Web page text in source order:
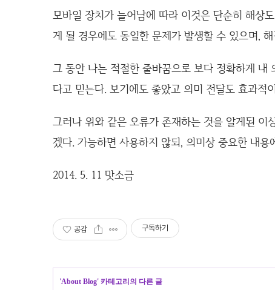
모바일 장치가 늘어남에 따라 이것은 단순히 해상
게 될 경우에도 동일한 문제가 발생할 수 있으며,
그 동안 나는 적절한 줄바꿈으로 보다 정확하게 내
다고 믿는다. 보기에도 좋았고 의미 전달도 효과적
그러나 위와 같은 오류가 존재하는 것을 알게된
겠다. 가능하면 사용하지 않되, 의미상 중요한 내용
2014. 5. 11 맛소금
공감 구독하기
'About Blog' 카테고리의 다른 글